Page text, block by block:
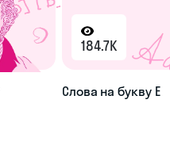
184.7K
Слова на букву Е